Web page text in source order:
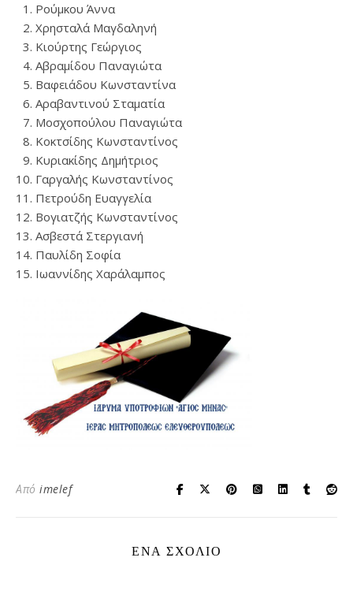
Ρούμκου Άννα
Χρησταλά Μαγδαληνή
Κιούρτης Γεώργιος
Αβραμίδου Παναγιώτα
Βαφειάδου Κωνσταντίνα
Αραβαντινού Σταματία
Μοσχοπούλου Παναγιώτα
Κοκτσίδης Κωνσταντίνος
Κυριακίδης Δημήτριος
Γαργαλής Κωνσταντίνος
Πετρούδη Ευαγγελία
Βογιατζής Κωνσταντίνος
Ασβεστά Στεργιανή
Παυλίδη Σοφία
Ιωαννίδης Χαράλαμπος
Από imelef
ΈΝΑ ΣΧΌΛΙΟ